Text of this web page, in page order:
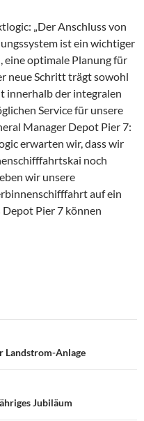
„Der Anschluss von
ist ein wichtiger
eine optimale Planung für
neue Schritt trägt sowohl
innerhalb der integralen
Service für unsere
Manager Depot Pier 7:
erwarten wir, dass wir
noch
wir unsere
auf ein
Pier 7 können
Landstrom-Anlage
Jubiläum